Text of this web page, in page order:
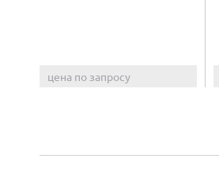
цена по запросу